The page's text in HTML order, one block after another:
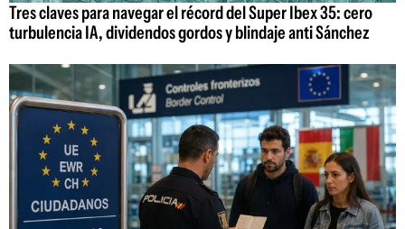
Tres claves para navegar el récord del Super Ibex 35: cero
turbulencia IA, dividendos gordos y blindaje anti Sánchez